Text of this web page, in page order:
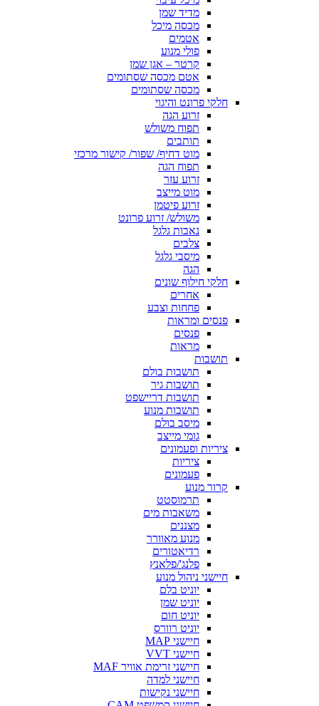
מדיד שמן
מכסה מיכל
אטמים
פולי מנוע
קרטר – אגן שמן
אטם מכסה שסתומים
מכסה שסתומים
חלקי פרונט והיגוי
זרוע הגה
תפוח משולש
תותבים
מוט דחיף/ שפור/ קישור מרכזי
תפוח הגה
זרוע עזר
מוט מייצב
זרוע פיטמן
משולש/ זרוע פרונט
נאבות גלגל
צלבים
מיסבי גלגל
הגה
חלקי חילוף שונים
אחרים
פחחות וצבע
פנסים ומראות
פנסים
מראות
תושבות
תושבות בולם
תושבות גיר
תושבות דריישפט
תושבות מנוע
מיסב בולם
גומי מייצב
ציריות ופעמונים
ציריות
פעמונים
קרור מנוע
תרמוסטט
משאבות מים
מצננים
מנוע מאוורר
רדיאטורים
פלנג'/פלאנץ
חיישני ניהול מנוע
יוניט בלם
יוניט שמן
יוניט חום
יוניט רוורס
חיישני MAP
חיישני VVT
חיישני זרימת אוויר MAF
חיישני למדה
חיישני נקישות